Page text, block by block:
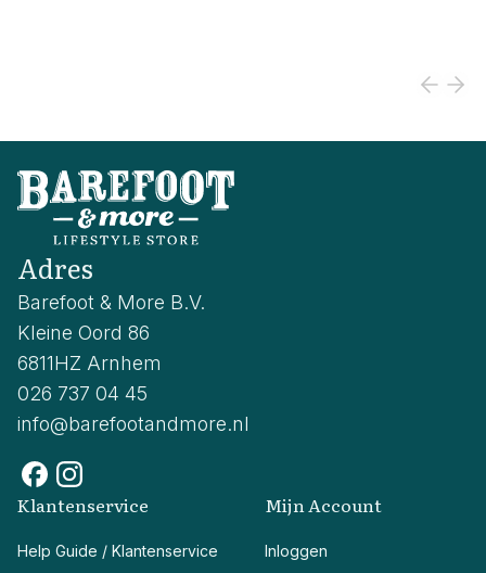
Adres
Barefoot & More B.V.
Kleine Oord 86
6811HZ Arnhem
026 737 04 45
info@barefootandmore.nl
Klantenservice
Help Guide / Klantenservice
Mijn Account
Inloggen